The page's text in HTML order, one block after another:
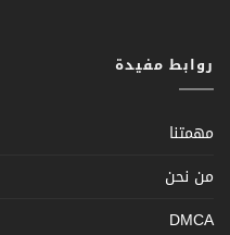
روابط مفيدة
مهمتنا
من نحن
DMCA